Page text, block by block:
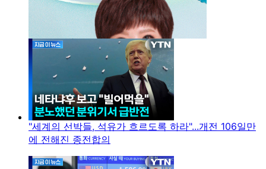
"세계의 선박들, 석유가 흐르도록 하라"...개전 106일만
에 전해진 종전합의